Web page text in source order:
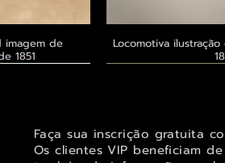
imagem de
1851
Locomotiva
Faça sua inscrição gratuita
Os clientes VIP beneficiam